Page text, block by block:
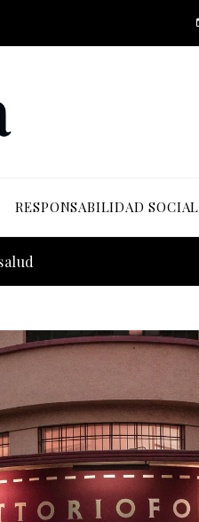
RESPONSABILIDAD SOCIAL